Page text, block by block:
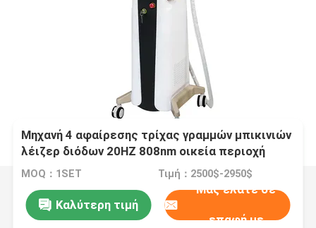
Μηχανή 4 αφαίρεσης τρίχας γραμμών μπικινιών
λέιζερ διόδων 20HZ 808nm οικεία περιοχή
κυμάτων
MOQ：1SET Τιμή：2500$-2950$
Καλύτερη τιμή
Μας ελάτε σε
επαφή με